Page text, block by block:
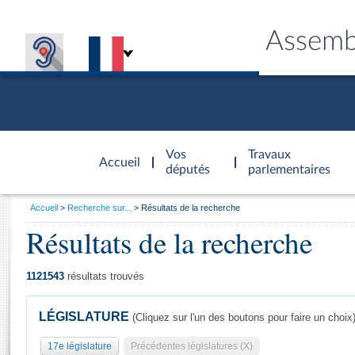
Accueil
d'accueil
Vos
députés
Travaux
parlementaires
Général
Vous
Accueil Recherche sur... Résultats de la recherche
Résultats de la recherche
1121543 résultats trouvés
LÉGISLATURE (Cliquez sur l'un des boutons pour faire un choix)
17e législature Précédentes législatures (X)